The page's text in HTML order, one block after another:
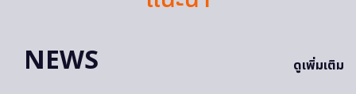
NEWS
ดูเพิ่มเติม